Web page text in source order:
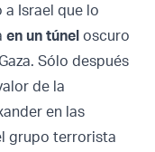
a Israel que lo
en un túnel oscuro
Sólo después
de la
en las
grupo terrorista